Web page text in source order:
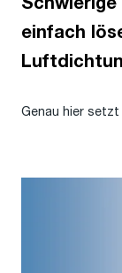
einfach
Genau hier setzt